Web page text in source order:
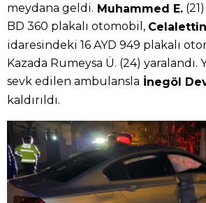
meydana geldi. Muhammed E.
BD 360 plakalı otomobil,
idaresindeki 16 AYD 949 plakalı
Kazada Rumeysa Ü. (24) yaralandı.
sevk edilen ambulansla İnegöl
kaldırıldı.